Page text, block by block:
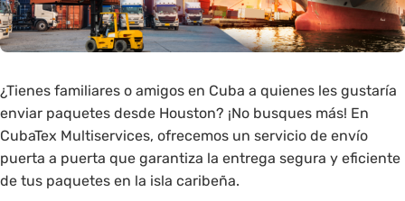
¿Tienes familiares o amigos en Cuba a quienes les gustaría
enviar paquetes desde Houston? ¡No busques más! En
CubaTex Multiservices, ofrecemos un servicio de envío
puerta a puerta que garantiza la entrega segura y eficiente
de tus paquetes en la isla caribeña.